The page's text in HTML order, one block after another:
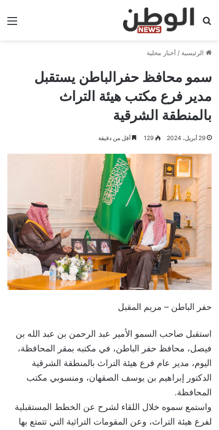
بحث عن
الرئيسية / أخبار محلية
سمو محافظ حفرالباطن يستقبل
مدير فرع مكتب هيئة التراث
بالمنطقة الشرقية
29 أبريل، 2024 129 أقل من دقيقة
حفر الباطن – مريم المقبل
استقبل صاحب السمو الأمير عبد الرحمن بن عبد الله بن
فيصل، محافظ حفر الباطن، في مكتبه بمقر المحافظة،
اليوم، مدير عام فرع هيئة التراث بالمنطقة الشرقية
الدكتور إبراهيم بن يوسف الصقهان، ومنسوبي مكتب
المحافظة.
واستمع سموه خلال اللقاء لشرح عن الخطط المستقبلية
لفرع هيئة التراث، وعن المقومات التراثية التي تتمتع بها